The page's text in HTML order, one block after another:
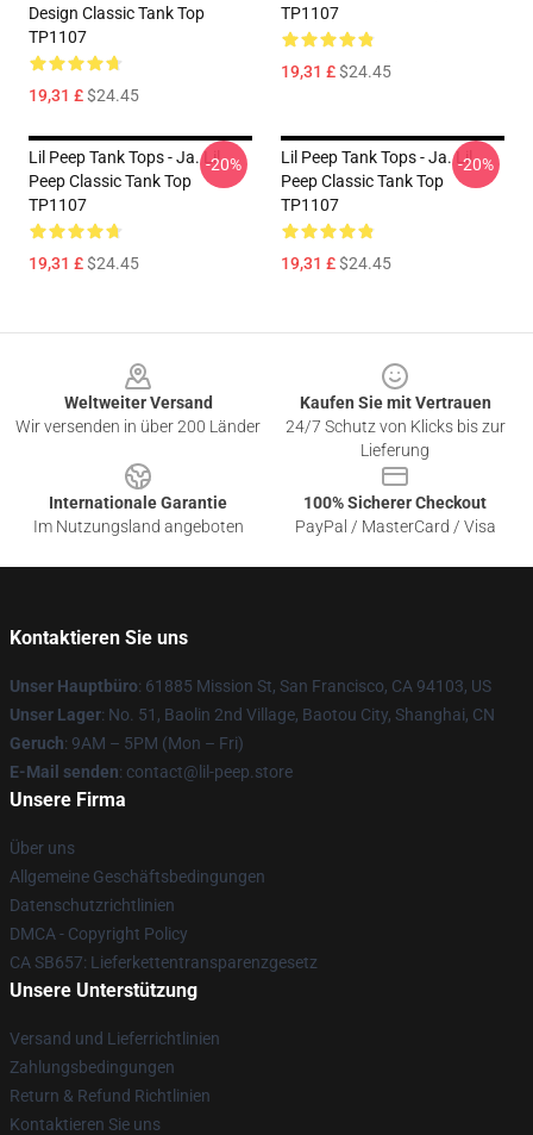
Design Classic Tank Top
TP1107
19,31 £$24.45
TP1107
19,31 £$24.45
Lil Peep Tank Tops - Ja. Lil
Peep Classic Tank Top
TP1107
19,31 £$24.45
-20%
Lil Peep Tank Tops - Ja. Lil
Peep Classic Tank Top
TP1107
19,31 £$24.45
-20%
Weltweiter Versand
Wir versenden in über 200 Länder
Kaufen Sie mit Vertrauen
24/7 Schutz von Klicks bis zur
Lieferung
Internationale Garantie
Im Nutzungsland angeboten
100% Sicherer Checkout
PayPal / MasterCard / Visa
Kontaktieren Sie uns
Unser Hauptbüro: 61885 Mission St, San Francisco, CA 94103, US
Unser Lager: No. 51, Baolin 2nd Village, Baotou City, Shanghai, CN
Geruch: 9AM – 5PM (Mon – Fri)
E-Mail senden: contact@lil-peep.store
Unsere Firma
Über uns
Allgemeine Geschäftsbedingungen
Datenschutzrichtlinien
DMCA - Copyright Policy
CA SB657: Lieferkettentransparenzgesetz
Unsere Unterstützung
Versand und Lieferrichtlinien
Zahlungsbedingungen
Return & Refund Richtlinien
Kontaktieren Sie uns